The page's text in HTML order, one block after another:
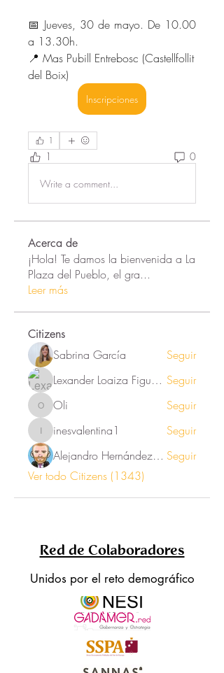
📅 Jueves, 30 de mayo. De 10.00
a 13.30h.
📍 Mas Pubill Entrebosc (Castellfollit
del Boix)
Inscripciones
1
1 0
Write a comment...
Acerca de
¡Hola! Te damos la bienvenida a La
Plaza del Pueblo, el gra...
Leer más
Citizens
Sabrina García
Seguir
Lexander Loaiza Figueroa Seguir
Oli Oli Seguir
inesvalentina1
inesvalentina1
Seguir
Alejandro Hernández Renner Seguir
Ver todo Citizens (1343)
Red de Colaboradores
Unidos por el reto demográfico